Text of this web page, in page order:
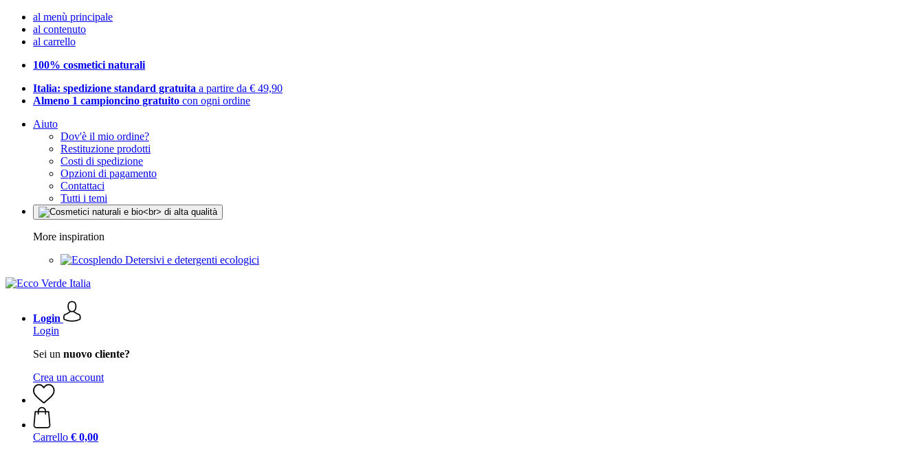
al menù principale
al contenuto
al carrello
100% cosmetici naturali
Italia: spedizione standard gratuita a partire da € 49,90
Almeno 1 campioncino gratuito con ogni ordine
Aiuto
Dov'è il mio ordine?
Restituzione prodotti
Costi di spedizione
Opzioni di pagamento
Contattaci
Tutti i temi
More inspiration
Detersivi e detergenti ecologici
Login
Login
Sei un nuovo cliente?
Crea un account
Carrello € 0,00